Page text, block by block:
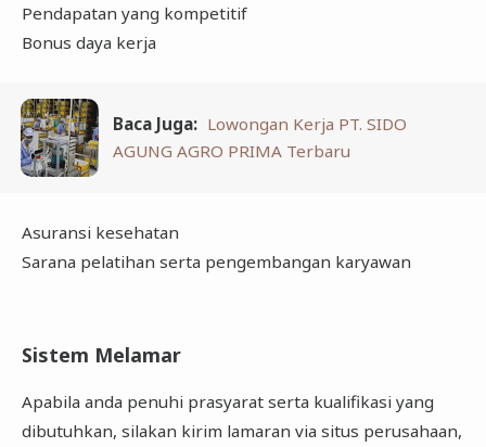
Pendapatan yang kompetitif
Bonus daya kerja
Baca Juga: Lowongan Kerja PT. SIDO
AGUNG AGRO PRIMA Terbaru
Asuransi kesehatan
Sarana pelatihan serta pengembangan karyawan
Sistem Melamar
Apabila anda penuhi prasyarat serta kualifikasi yang
dibutuhkan, silakan kirim lamaran via situs perusahaan,